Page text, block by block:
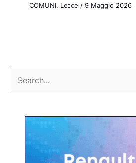
COMUNI, Lecce / 9 Maggio 2026